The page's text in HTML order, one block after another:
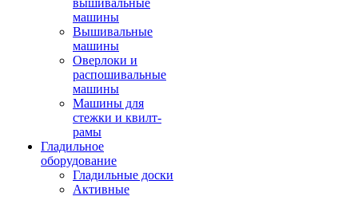
вышивальные
машины
Вышивальные
машины
Оверлоки и
распошивальные
машины
Машины для
стежки и квилт-
рамы
Гладильное
оборудование
Гладильные доски
Активные